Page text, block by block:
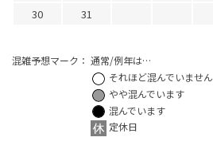
30 31
混雑予想マーク： 通常/例年は…
それほど混んでいません
やや混んでいます
混んでいます
定休日